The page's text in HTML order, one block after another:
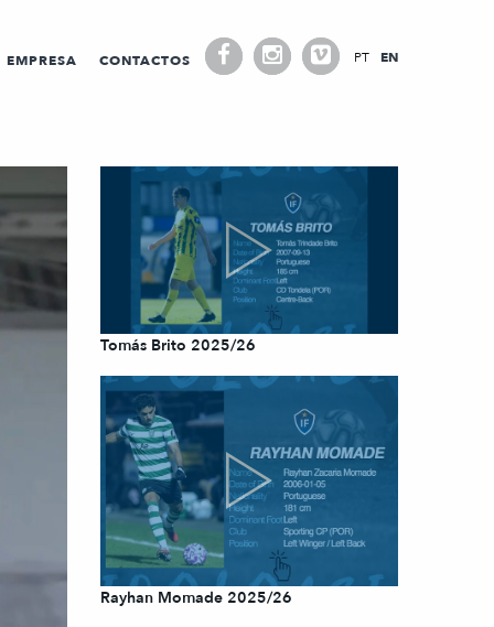
EMPRESA CONTACTOS PT EN
Tomás Brito 2025/26
Rayhan Momade 2025/26